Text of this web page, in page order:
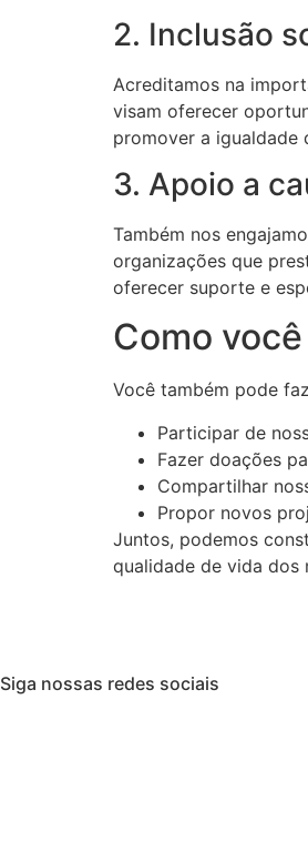
2. Inclusão
Acreditamos na
visam oferecer
promover a igualdade
3. Apoio a
Também nos
organizações que
oferecer suporte e
Como
Você também pode
Participar de
Fazer doações
Compartilhar
Propor novos
Juntos, podemos
qualidade de vida dos
Siga nossas redes sociais